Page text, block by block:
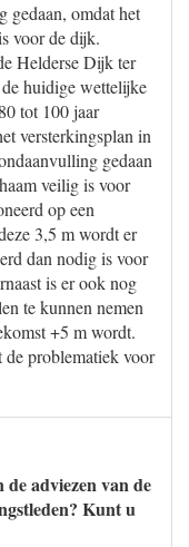
omdat het
voor de dijk.
Helderse Dijk ter
huidige wettelijke
tot 100 jaar
versterkingsplan in
gedaan
veilig is voor
op een
3,5 m wordt er
dan nodig is voor
is er ook nog
te kunnen nemen
+5 m wordt.
de problematiek voor
adviezen van de
Kunt u